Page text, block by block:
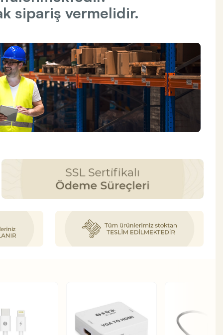
sipariş vermelidir.